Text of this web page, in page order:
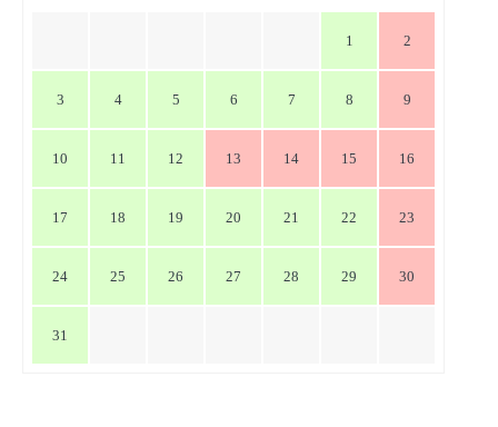
1 2
3 4 5 6 7 8 9
10 11 12 13 14 15 16
17 18 19 20 21 22 23
24 25 26 27 28 29 30
31